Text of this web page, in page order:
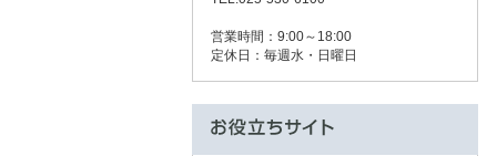
営業時間：9:00～18:00
定休日：毎週水・日曜日